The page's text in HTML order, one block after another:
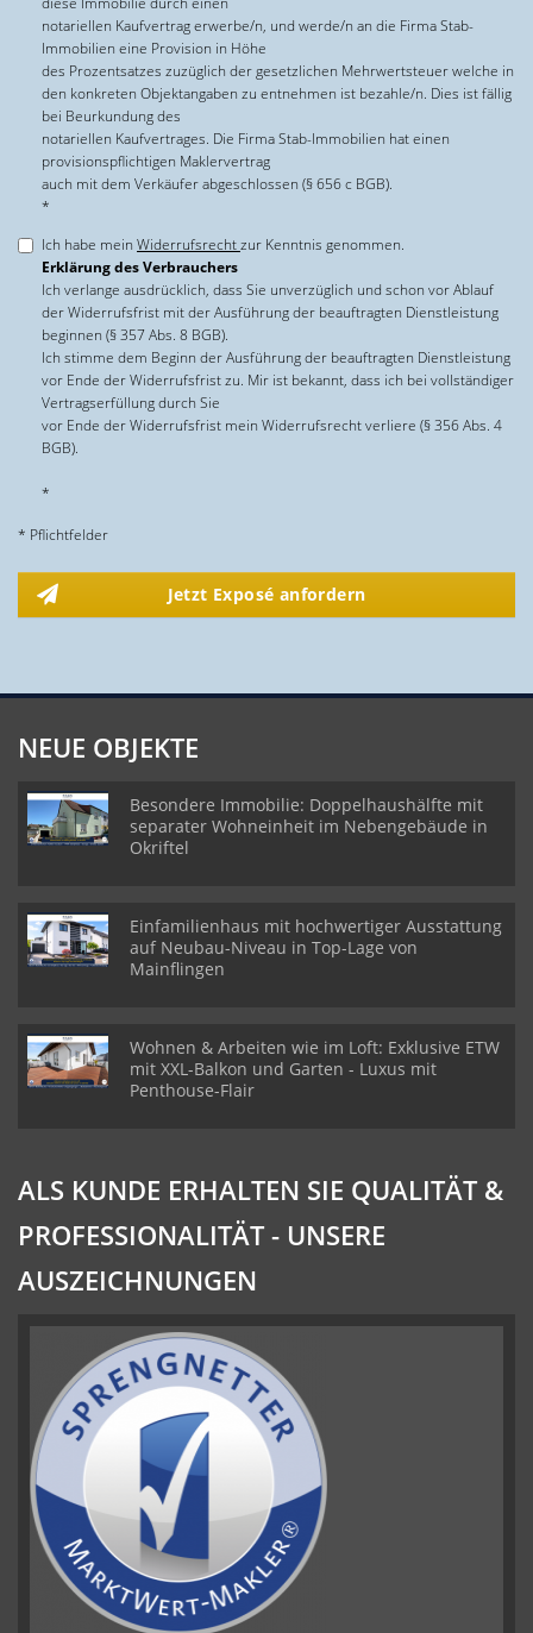
notariellen Kaufvertrag erwerbe/n, und werde/n an die Firma Stab-
Immobilien eine Provision in Höhe
des Prozentsatzes zuzüglich der gesetzlichen Mehrwertsteuer welche in
den konkreten Objektangaben zu entnehmen ist bezahle/n. Dies ist fällig
bei Beurkundung des
notariellen Kaufvertrages. Die Firma Stab-Immobilien hat einen
provisionspflichtigen Maklervertrag
auch mit dem Verkäufer abgeschlossen (§ 656 c BGB).
*
Ich habe mein Widerrufsrechtzur Kenntnis genommen.
Erklärung des Verbrauchers
Ich verlange ausdrücklich, dass Sie unverzüglich und schon vor Ablauf
der Widerrufsfrist mit der Ausführung der beauftragten Dienstleistung
beginnen (§ 357 Abs. 8 BGB).
Ich stimme dem Beginn der Ausführung der beauftragten Dienstleistung
vor Ende der Widerrufsfrist zu. Mir ist bekannt, dass ich bei vollständiger
Vertragserfüllung durch Sie
vor Ende der Widerrufsfrist mein Widerrufsrecht verliere (§ 356 Abs. 4
BGB).
*
* Pflichtfelder
Jetzt Exposé anfordern
NEUE OBJEKTE
Besondere Immobilie: Doppelhaushälfte mit
separater Wohneinheit im Nebengebäude in
Okriftel
Einfamilienhaus mit hochwertiger Ausstattung
auf Neubau-Niveau in Top-Lage von
Mainflingen
Wohnen & Arbeiten wie im Loft: Exklusive ETW
mit XXL-Balkon und Garten - Luxus mit
Penthouse-Flair
ALS KUNDE ERHALTEN SIE QUALITÄT &
PROFESSIONALITÄT - UNSERE
AUSZEICHNUNGEN